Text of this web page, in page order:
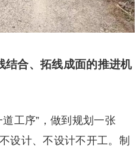
结合、拓线成面的推进机
工序”，做到规划一张
设计、不设计不开工。制